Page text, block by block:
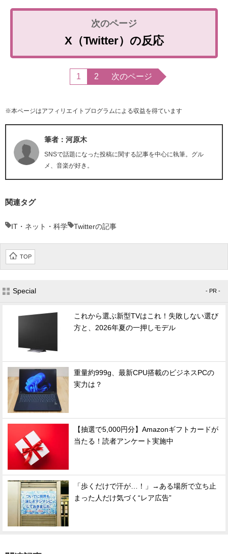
X（Twitter）の反応
1 2 次のページ
※本ページはアフィリエイトプログラムによる収益を得ています
筆者：河原木
SNSで話題になった投稿に関する記事を中心に執筆。グル
メ、音楽が好き。
関連タグ
IT・ネット・科学 Twitterの記事
TOP
Special - PR -
これから選ぶ新型TVはこれ！失敗しない選び
方と、2026年夏の一押しモデル
重量約999g、最新CPU搭載のビジネスPCの
実力は？
【抽選で5,000円分】Amazonギフトカードが
当たる！読者アンケート実施中
「歩くだけで汗が…！」→ある場所で立ち止
まった人だけ気づく“レア広告”